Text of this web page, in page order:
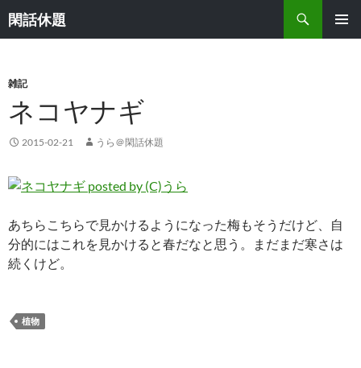
閑話休題
索
ン
へ
キ
プ
雑記
ネコヤナギ
2015-02-21 うら＠閑話休題
あちらこちらで見かけるようになった梅もそうだけど、自
分的にはこれを見かけると春だなと思う。まだまだ寒さは
続くけど。
植物